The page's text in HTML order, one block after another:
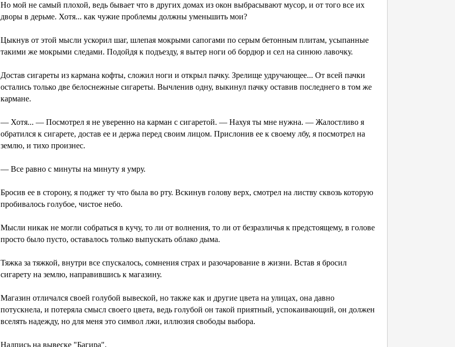
Но мой не самый плохой, ведь бывает что в других домах из окон выбрасывают мусор, и от того все их
дворы в дерьме. Хотя... как чужие проблемы должны уменьшить мои?
Цыкнув от этой мысли ускорил шаг, шлепая мокрыми сапогами по серым бетонным плитам, усыпанные
такими же мокрыми следами. Подойдя к подъезду, я вытер ноги об бордюр и сел на синюю лавочку.
Достав сигареты из кармана кофты, сложил ноги и открыл пачку. Зрелище удручающее... От всей пачки
остались только две белоснежные сигареты. Вычленив одну, выкинул пачку оставив последнего в том же
кармане.
— Хотя... — Посмотрел я не уверенно на карман с сигаретой. — Нахуя ты мне нужна. — Жалостливо я
обратился к сигарете, достав ее и держа перед своим лицом. Прислонив ее к своему лбу, я посмотрел на
землю, и тихо произнес.
— Все равно с минуты на минуту я умру.
Бросив ее в сторону, я поджег ту что была во рту. Вскинув голову верх, смотрел на листву сквозь которую
пробивалось голубое, чистое небо.
Мысли никак не могли собраться в кучу, то ли от волнения, то ли от безразличья к предстоящему, в голове
просто было пусто, оставалось только выпускать облако дыма.
Тяжка за тяжкой, внутри все спускалось, сомнения страх и разочарование в жизни. Встав я бросил
сигарету на землю, направившись к магазину.
Магазин отличался своей голубой вывеской, но также как и другие цвета на улицах, она давно
потускнела, и потеряла смысл своего цвета, ведь голубой он такой приятный, успокаивающий, он должен
вселять надежду, но для меня это символ лжи, иллюзия свободы выбора.
Надпись на вывеске "Багира".